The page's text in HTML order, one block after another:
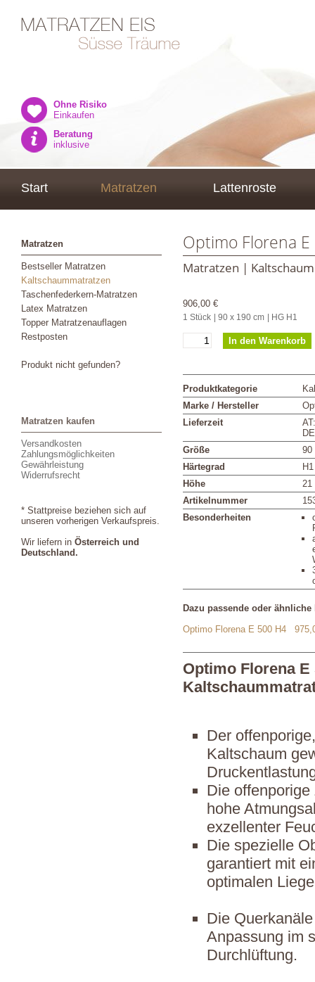
Ohne Risiko
Einkaufen
Beratung
inklusive
Start Matratzen Lattenroste
Matratzen
Bestseller Matratzen
Kaltschaummatratzen
Taschenfederkern-Matratzen
Latex Matratzen
Topper Matratzenauflagen
Restposten
Produkt nicht gefunden?
Matratzen kaufen
Versandkosten
Zahlungsmöglichkeiten
Gewährleistung
Widerrufsrecht
* Stattpreise beziehen sich auf
unseren vorherigen Verkaufspreis.
Wir liefern in Österreich und
Deutschland.
Optimo Florena
Matratzen |
906,00 €
1 Stück | 90 x 190 cm | HG H1
Produktkategorie
Marke / Hersteller
Lieferzeit
Größe
90
Härtegrad
H1
Höhe
21
Artikelnummer
Besonderheiten
Dazu passende oder ähnliche
Optimo Florena E 500 H4
Optimo Florena E
Der
Kaltschaum
Die
hohe
exzellenter
Die spezielle
garantiert mit
optimalen
Die
Anpassung im
Durchlüftung.